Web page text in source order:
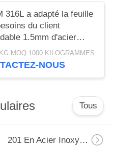
316L a adapté la feuille
du client
1.5mm d'acier
de la plaque
316
MOQ:1000 KILOGRAMMES
NOUS
Tous
201 En Acier Inoxydable